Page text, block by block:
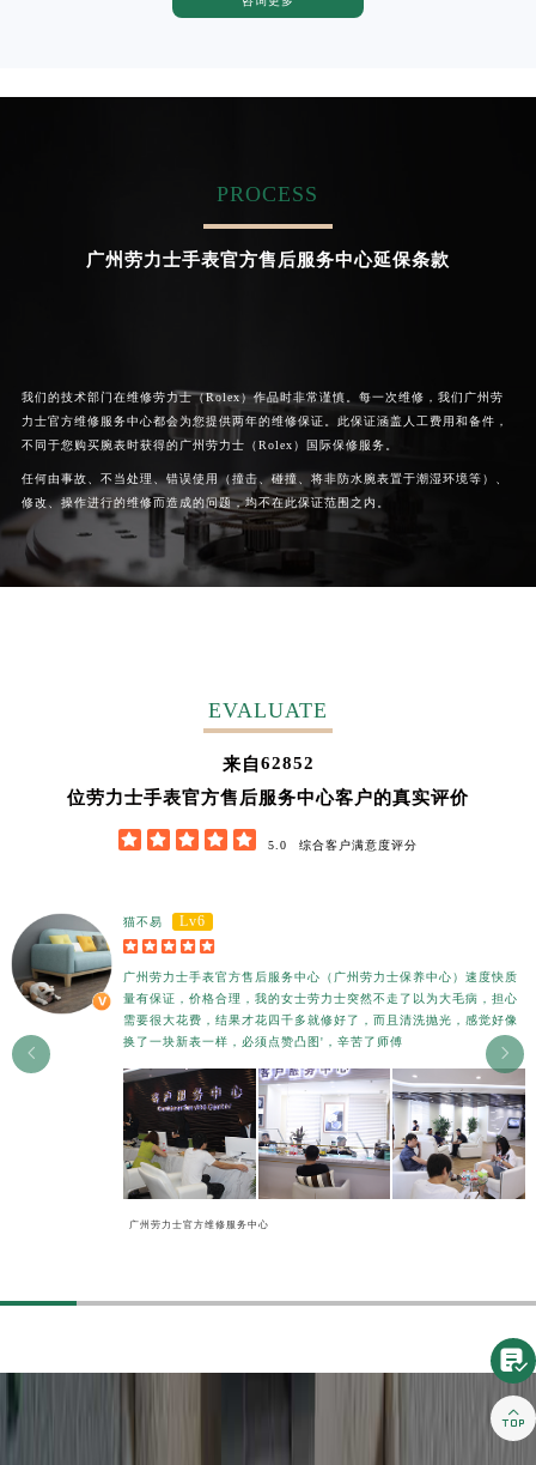
卡罗琳·卡桑德拉 辛迪·克莱门特

PROCESS
广州劳力士手表官方售后服务中心延保条款
我们的技术部门在维修劳力士（Rolex）作品时非常谨慎。每一次维修，我们广州劳
力士官方维修服务中心都会为您提供两年的维修保证。此保证涵盖人工费用和备件，
不同于您购买腕表时获得的广州劳力士（Rolex）国际保修服务。
任何由事故、不当处理、错误使用（撞击、碰撞、将非防水腕表置于潮湿环境等）、
修改、操作进行的维修而造成的问题，均不在此保证范围之内。
EVALUATE
来自62852
位劳力士手表官方售后服务中心客户的真实评价
     5.0 综合客户满意度评分
猫不易 Lv6
    
广州劳力士手表官方售后服务中心（广州劳力士保养中心）速度快质
量有保证，价格合理，我的女士劳力士突然不走了以为大毛病，担心
需要很大花费，结果才花四千多就修好了，而且清洗抛光，感觉好像
换了一块新表一样，必须点赞凸图'，辛苦了师傅
广州劳力士官方维修服务中心



